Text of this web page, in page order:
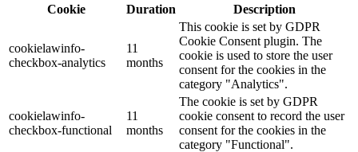
Cookie
Duration Description
cookielawinfo-
checkbox-analytics
11
months
This cookie is set by GDPR
Cookie Consent plugin. The
cookie is used to store the user
consent for the cookies in the
category "Analytics".
cookielawinfo-
checkbox-functional
11
months
The cookie is set by GDPR
cookie consent to record the user
consent for the cookies in the
category "Functional".